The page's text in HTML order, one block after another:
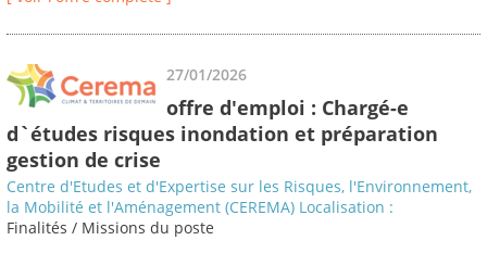
27/01/2026
offre d'emploi : Chargé-e
d`études risques inondation et préparation
gestion de crise
Centre d'Etudes et d'Expertise sur les Risques, l'Environnement,
la Mobilité et l'Aménagement (CEREMA) Localisation :
Finalités / Missions du poste